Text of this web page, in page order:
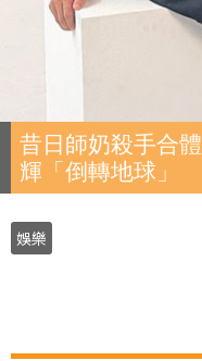
昔日師奶殺手合
輝「倒轉地球」
娛樂